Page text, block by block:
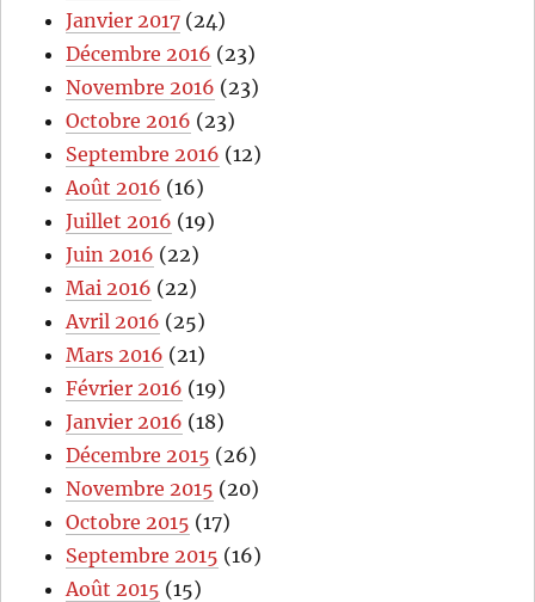
Janvier 2017 (24)
Décembre 2016 (23)
Novembre 2016 (23)
Octobre 2016 (23)
Septembre 2016 (12)
Août 2016 (16)
Juillet 2016 (19)
Juin 2016 (22)
Mai 2016 (22)
Avril 2016 (25)
Mars 2016 (21)
Février 2016 (19)
Janvier 2016 (18)
Décembre 2015 (26)
Novembre 2015 (20)
Octobre 2015 (17)
Septembre 2015 (16)
Août 2015 (15)